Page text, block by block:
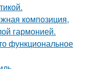
композиция,
гармонией.
функциональное